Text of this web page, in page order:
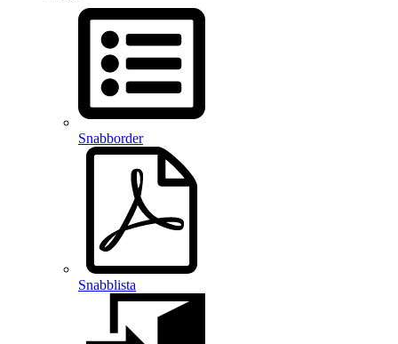
Snabborder
Snabblista